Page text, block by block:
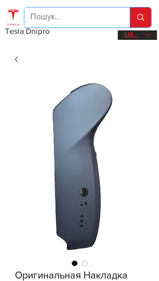
Tesla Dnipro USD ($)
Оригинальная Накладка